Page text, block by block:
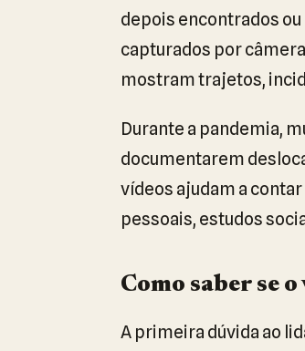
depois encontrados
capturados por
mostram trajetos,
Durante a pandemia,
documentarem
vídeos ajudam a
pessoais, estudos
Como saber se
A primeira dúvida ao